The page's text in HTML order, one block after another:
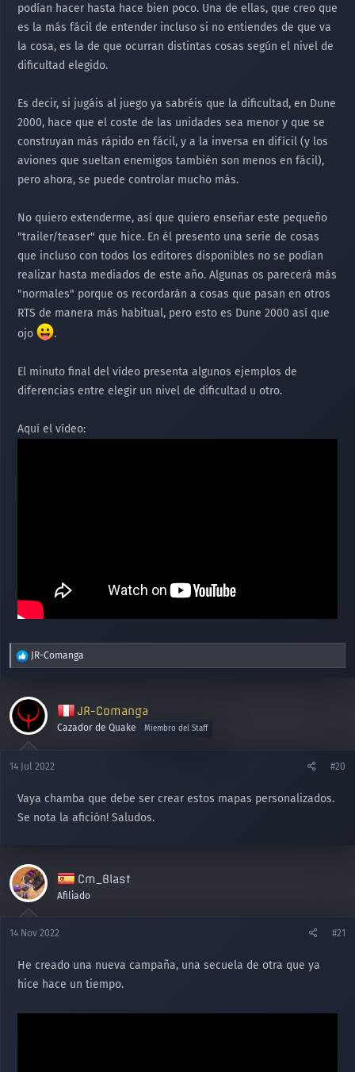
podían hacer hasta hace bien poco. Una de ellas, que creo que
es la más fácil de entender incluso si no entiendes de que va
la cosa, es la de que ocurran distintas cosas según el nivel de
dificultad elegido.
Es decir, si jugáis al juego ya sabréis que la dificultad, en Dune
2000, hace que el coste de las unidades sea menor y que se
construyan más rápido en fácil, y a la inversa en difícil (y los
aviones que sueltan enemigos también son menos en fácil),
pero ahora, se puede controlar mucho más.
No quiero extenderme, así que quiero enseñar este pequeño
"trailer/teaser" que hice. En él presento una serie de cosas
que incluso con todos los editores disponibles no se podían
realizar hasta mediados de este año. Algunas os parecerá más
"normales" porque os recordarán a cosas que pasan en otros
RTS de manera más habitual, pero esto es Dune 2000 así que
ojo
.
El minuto final del vídeo presenta algunos ejemplos de
diferencias entre elegir un nivel de dificultad u otro.
Aquí el vídeo:
R
e
c
c
o
e
:
JR-Comanga
JR-Comanga
Cazador de Quake Miembro del Staff
14 Jul 2022 #20
Vaya chamba que debe ser crear estos mapas personalizados.
Se nota la afición! Saludos.
Cm_Blast
Afiliado
14 Nov 2022 #21
He creado una nueva campaña, una secuela de otra que ya
hice hace un tiempo.